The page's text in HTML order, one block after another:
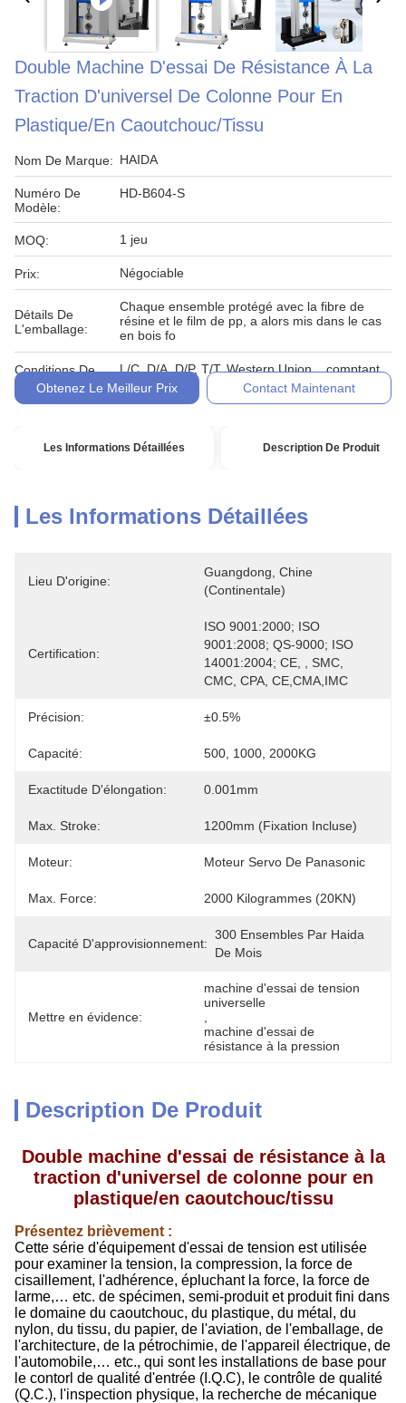
Double Machine D'essai De Résistance À La
Traction D'universel De Colonne Pour En
Plastique/en Caoutchouc/tissu
Nom De Marque: HAIDA
Numéro De
Modèle:
HD-B604-S
MOQ: 1 jeu
Prix: Négociable
Détails De
L'emballage:
Chaque ensemble protégé avec la fibre de
résine et le film de pp, a alors mis dans le cas
en bois fo
Conditions De
Paiement:
L/C, D/A, D/P, T/T, Western Union, , comptant,
engagement
Obtenez Le Meilleur Prix Contact Maintenant
Les Informations Détaillées Description De Produit
Les Informations Détaillées
Lieu D'origine:
Guangdong, Chine
(continentale)
Certification:
ISO 9001:2000; ISO
9001:2008; QS-9000; ISO
14001:2004; CE, , SMC,
CMC, CPA, CE,CMA,IMC
Précision: ±0.5%
Capacité: 500, 1000, 2000KG
Exactitude D'élongation: 0.001mm
Max. Stroke: 1200mm (fixation Incluse)
Moteur: Moteur Servo De Panasonic
Max. Force: 2000 Kilogrammes (20KN)
Capacité D'approvisionnement:
300 Ensembles Par Haida
De Mois
Mettre en évidence:
machine d'essai de tension
universelle
machine d'essai de
résistance à la pression
Description De Produit
Double machine d'essai de résistance à la
traction d'universel de colonne pour en
plastique/en caoutchouc/tissu
Présentez brièvement :
Cette série d'équipement d'essai de tension est utilisée
pour examiner la tension, la compression, la force de
cisaillement, l'adhérence, épluchant la force, la force de
larme,… etc. de spécimen, semi-produit et produit fini dans
le domaine du caoutchouc, du plastique, du métal, du
nylon, du tissu, du papier, de l'aviation, de l'emballage, de
l'architecture, de la pétrochimie, de l'appareil électrique, de
l'automobile,… etc., qui sont les installations de base pour
le contorl de qualité d'entrée (I.Q.C), le contrôle de qualité
(Q.C.), l'inspection physique, la recherche de mécanique